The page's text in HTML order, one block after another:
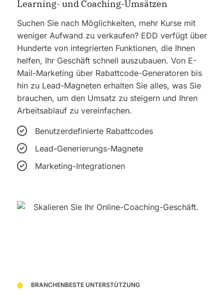
Learning- und Coaching-Umsätzen
Suchen Sie nach Möglichkeiten, mehr Kurse mit
weniger Aufwand zu verkaufen? EDD verfügt über
Hunderte von integrierten Funktionen, die Ihnen
helfen, Ihr Geschäft schnell auszubauen. Von E-
Mail-Marketing über Rabattcode-Generatoren bis
hin zu Lead-Magneten erhalten Sie alles, was Sie
brauchen, um den Umsatz zu steigern und Ihren
Arbeitsablauf zu vereinfachen.
Benutzerdefinierte Rabattcodes
Lead-Generierungs-Magnete
Marketing-Integrationen
BRANCHENBESTE UNTERSTÜTZUNG